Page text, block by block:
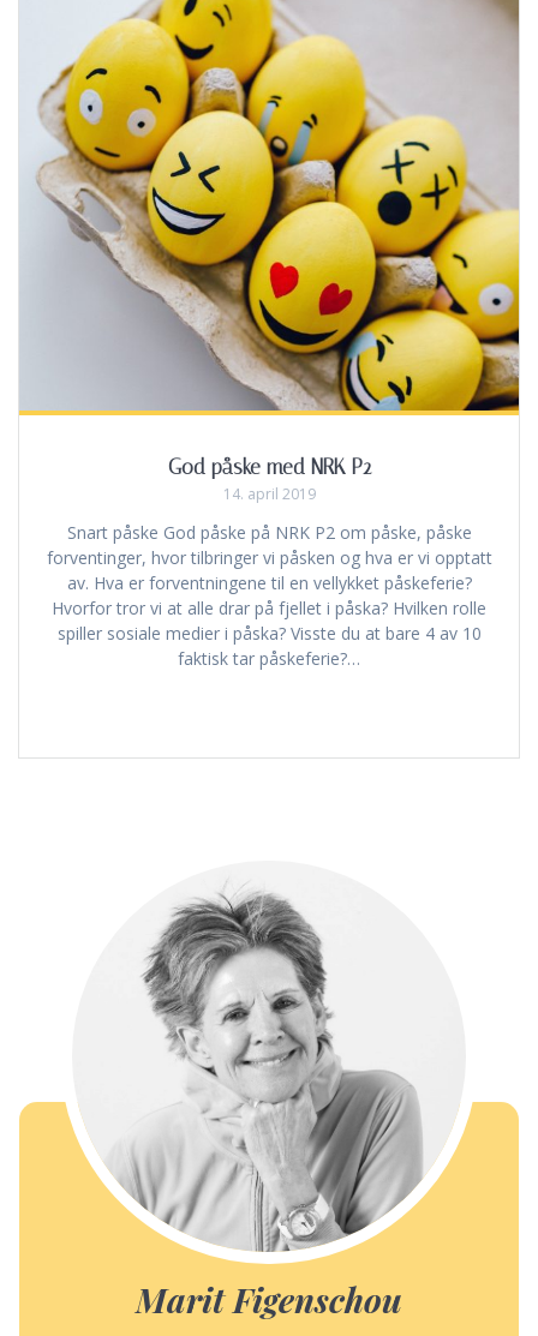
God påske med NRK P2
14. april 2019
Snart påske God påske på NRK P2 om påske, påske
forventinger, hvor tilbringer vi påsken og hva er vi opptatt
av. Hva er forventningene til en vellykket påskeferie?
Hvorfor tror vi at alle drar på fjellet i påska? Hvilken rolle
spiller sosiale medier i påska? Visste du at bare 4 av 10
faktisk tar påskeferie?…
Marit Figenschou